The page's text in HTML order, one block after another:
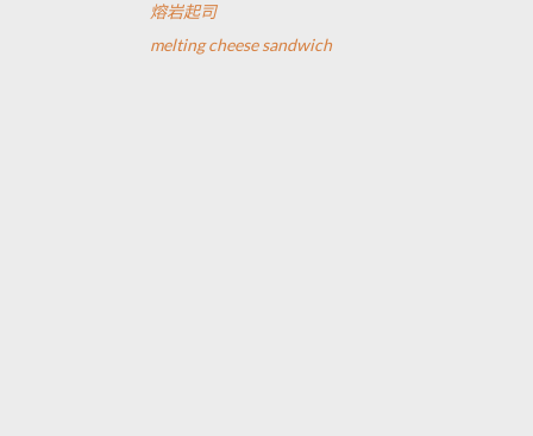
熔岩起司
melting cheese sandwich